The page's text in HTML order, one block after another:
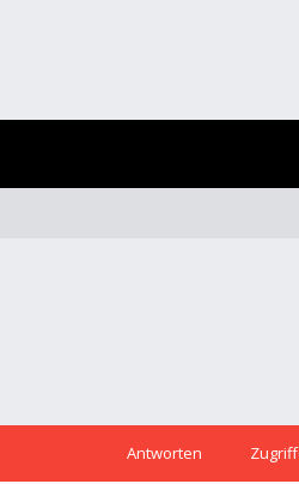
Antworten